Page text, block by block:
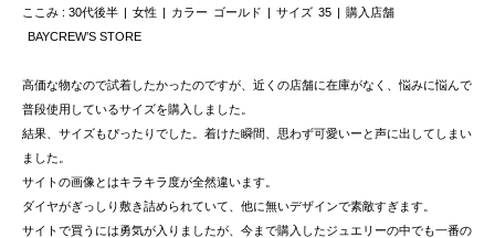
ここみ 30代後半 女性 カラー ゴールド サイズ 35
購入店舗
BAYCREW’S STORE
高価な物なので試着したかったのですが、近くの店舗に在庫がなく、悩みに悩んで
普段使用しているサイズを購入しました。
結果、サイズもぴったりでした。着けた瞬間、思わず可愛いーと声に出してしまい
ました。
サイトの画像とはキラキラ度が全然違います。
ダイヤがぎっしり敷き詰められていて、他に無いデザインで素敵すぎます。
サイトで買うには勇気が入りましたが、今まで購入したジュエリーの中でも一番の